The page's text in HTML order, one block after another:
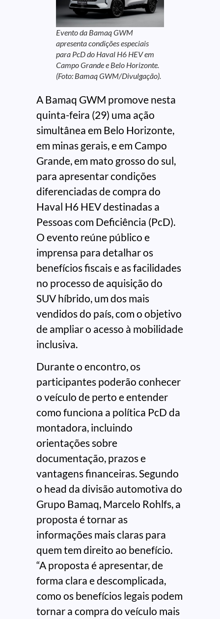
Evento da Bamaq GWM
apresenta condições especiais
para PcD do Haval H6 HEV em
Campo Grande e Belo Horizonte.
(Foto: Bamaq GWM/Divulgação).
A Bamaq GWM promove nesta
quinta-feira (29) uma ação
simultânea em Belo Horizonte,
em minas gerais, e em Campo
Grande, em mato grosso do sul,
para apresentar condições
diferenciadas de compra do
Haval H6 HEV destinadas a
Pessoas com Deficiência (PcD).
O evento reúne público e
imprensa para detalhar os
benefícios fiscais e as facilidades
no processo de aquisição do
SUV híbrido, um dos mais
vendidos do país, com o objetivo
de ampliar o acesso à mobilidade
inclusiva.
Durante o encontro, os
participantes poderão conhecer
o veículo de perto e entender
como funciona a política PcD da
montadora, incluindo
orientações sobre
documentação, prazos e
vantagens financeiras. Segundo
o head da divisão automotiva do
Grupo Bamaq, Marcelo Rohlfs, a
proposta é tornar as
informações mais claras para
quem tem direito ao benefício.
“A proposta é apresentar, de
forma clara e descomplicada,
como os benefícios legais podem
tornar a compra do veículo mais